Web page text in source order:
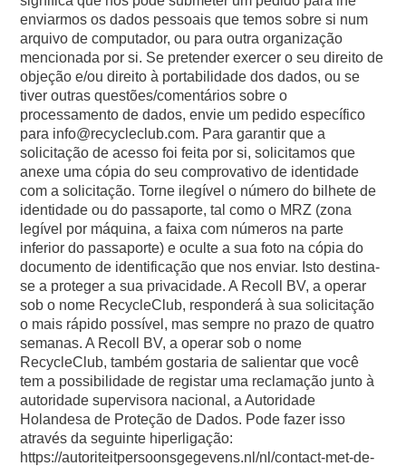
enviarmos os dados pessoais que temos sobre si num
arquivo de computador, ou para outra organização
mencionada por si. Se pretender exercer o seu direito de
objeção e/ou direito à portabilidade dos dados, ou se
tiver outras questões/comentários sobre o
processamento de dados, envie um pedido específico
para info@recycleclub.com. Para garantir que a
solicitação de acesso foi feita por si, solicitamos que
anexe uma cópia do seu comprovativo de identidade
com a solicitação. Torne ilegível o número do bilhete de
identidade ou do passaporte, tal como o MRZ (zona
legível por máquina, a faixa com números na parte
inferior do passaporte) e oculte a sua foto na cópia do
documento de identificação que nos enviar. Isto destina-
se a proteger a sua privacidade. A Recoll BV, a operar
sob o nome RecycleClub, responderá à sua solicitação
o mais rápido possível, mas sempre no prazo de quatro
semanas. A Recoll BV, a operar sob o nome
RecycleClub, também gostaria de salientar que você
tem a possibilidade de registar uma reclamação junto à
autoridade supervisora nacional, a Autoridade
Holandesa de Proteção de Dados. Pode fazer isso
através da seguinte hiperligação:
https://autoriteitpersoonsgegevens.nl/nl/contact-met-de-